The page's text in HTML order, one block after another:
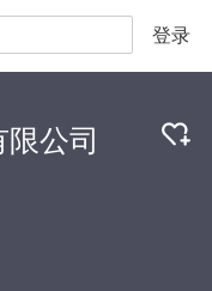
登录
公司